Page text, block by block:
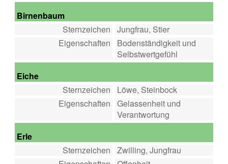
Birnenbaum
Sternzeichen
Jungfrau, Stier
Eigenschaften
Bodenständigkeit und
Selbstwertgefühl
Eiche
Sternzeichen
Löwe, Steinbock
Eigenschaften
Gelassenheit und
Verantwortung
Erle
Sternzeichen
Zwilling, Jungfrau